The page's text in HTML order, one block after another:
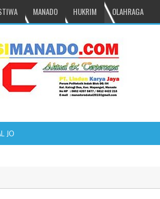
MANADO HUKRIM OLAHRAGA
JONRU GANTIKAN MONO PIMPIN DPRD